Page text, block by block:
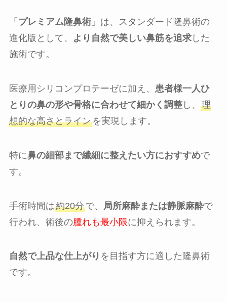
「 プレミアム隆鼻術」は、スタンダード隆鼻術の
進化版として、
より自然で美しい鼻筋を追求した
施術です。
医療用シリコンプロテーゼに加え、 患者様一人ひ
とりの鼻の形や骨格に合わせて細かく調整し、 理
想的な高さとラインを実現します。
特に鼻の細部まで繊細に整えたい方におすすめで
す。
手術時間は約20分で、 局所麻酔または静脈麻酔で
行われ、術後の腫れも最小限に抑えられます。
自然で上品な仕上がり を目指す方に適した隆鼻術
です。